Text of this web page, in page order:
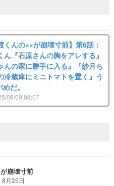
くんの××が崩壊寸前】第6話：
ん『石原さんの胸をアレする』
んの家に勝手に入る』『紗月ち
冷蔵庫にミニトマトを置く』う
だ。
08/09 08:07
崩壊寸前
8月25日